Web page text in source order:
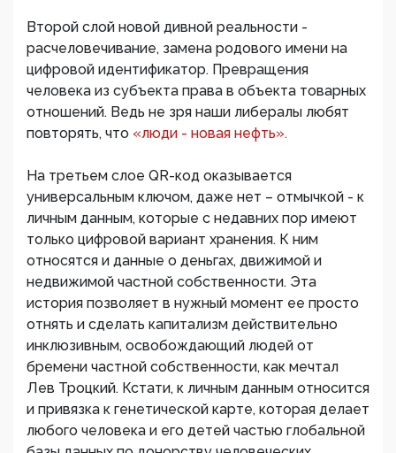
Второй слой новой дивной реальности -
расчеловечивание, замена родового имени на
цифровой идентификатор. Превращения
человека из субъекта права в объекта товарных
отношений. Ведь не зря наши либералы любят
повторять, что «люди - новая нефть».
На третьем слое QR-код оказывается
универсальным ключом, даже нет – отмычкой - к
личным данным, которые с недавних пор имеют
только цифровой вариант хранения. К ним
относятся и данные о деньгах, движимой и
недвижимой частной собственности. Эта
история позволяет в нужный момент ее просто
отнять и сделать капитализм действительно
инклюзивным, освобождающий людей от
бремени частной собственности, как мечтал
Лев Троцкий. Кстати, к личным данным относится
и привязка к генетической карте, которая делает
любого человека и его детей частью глобальной